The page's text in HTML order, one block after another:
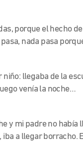
porque el hecho
nada pasa
llegaba de la
venía la noche…
y mi padre no había
a llegar borracho.